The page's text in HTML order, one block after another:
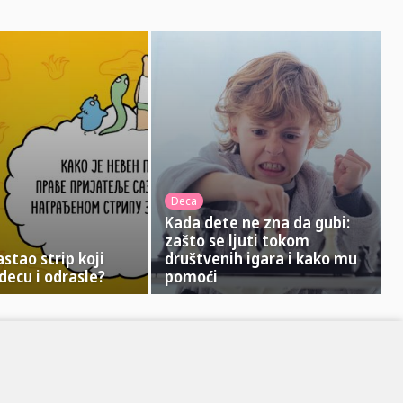
strip koji
i odrasle?
Deca
Kada dete ne zna da gubi:
zašto se ljuti tokom
društvenih igara i kako mu
pomoći